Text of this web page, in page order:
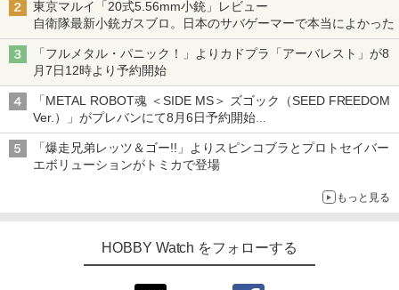
東京マルイ「20式5.56mm小銃」レビュー
自衛隊最新小銃ガスブロ。日本のサバゲーマーで本当によかった
「フルメタル・パニック！」よりカドプラ「アーバレスト」が8
月7日12時より予約開始
「METAL ROBOT魂 ＜SIDE MS＞ ズゴック（SEED FREEDOM
Ver.）」がプレバンにて8月6日予約開始
「METAL ROBOT魂 ＜SIDE MS＞ キャバリアーアイフリッド」
も同時予約開始
「爆走兄弟レッツ＆ゴー!!」よりスピンコブラとプロトセイバー
エボリューションがトミカで登場
もっと見る
HOBBY Watch をフォローする